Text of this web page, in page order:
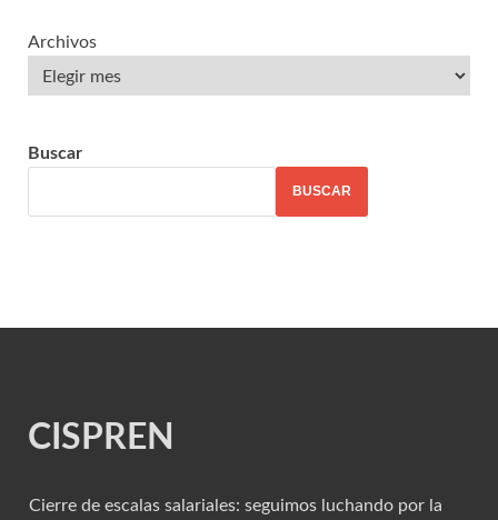
Archivos
Buscar
BUSCAR
CISPREN
Cierre de escalas salariales: seguimos luchando por la